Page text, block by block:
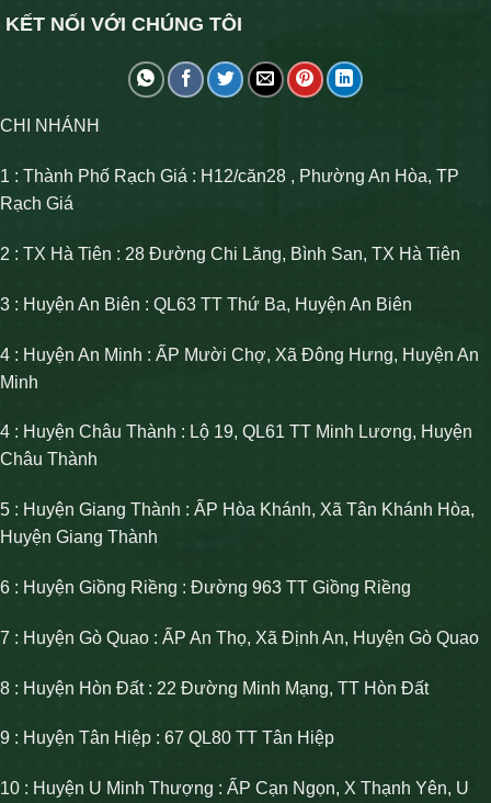
KẾT NỐI VỚI CHÚNG TÔI
CHI NHÁNH
1 : Thành Phố Rạch Giá : H12/căn28 , Phường An Hòa, TP
Rạch Giá
2 : TX Hà Tiên : 28 Đường Chi Lăng, Bình San, TX Hà Tiên
3 : Huyện An Biên : QL63 TT Thứ Ba, Huyện An Biên
4 : Huyện An Minh : ẤP Mười Chợ, Xã Đông Hưng, Huyện An
Minh
4 : Huyện Châu Thành : Lộ 19, QL61 TT Minh Lương, Huyện
Châu Thành
5 : Huyện Giang Thành : ẤP Hòa Khánh, Xã Tân Khánh Hòa,
Huyện Giang Thành
6 : Huyện Giồng Riềng : Đường 963 TT Giồng Riềng
7 : Huyện Gò Quao : ẤP An Thọ, Xã Định An, Huyện Gò Quao
8 : Huyện Hòn Đất : 22 Đường Minh Mạng, TT Hòn Đất
9 : Huyện Tân Hiệp : 67 QL80 TT Tân Hiệp
10 : Huyện U Minh Thượng : ẤP Cạn Ngọn, X Thạnh Yên, U